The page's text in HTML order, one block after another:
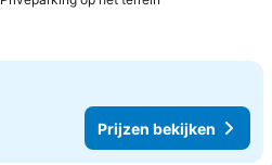
Prijzen bekijken